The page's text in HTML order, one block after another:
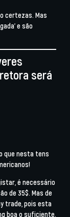
certezas. Mas
e são
será
que nesta tens
é necessário
de 35$. Mas de
trade, pois esta
boa o suficiente.